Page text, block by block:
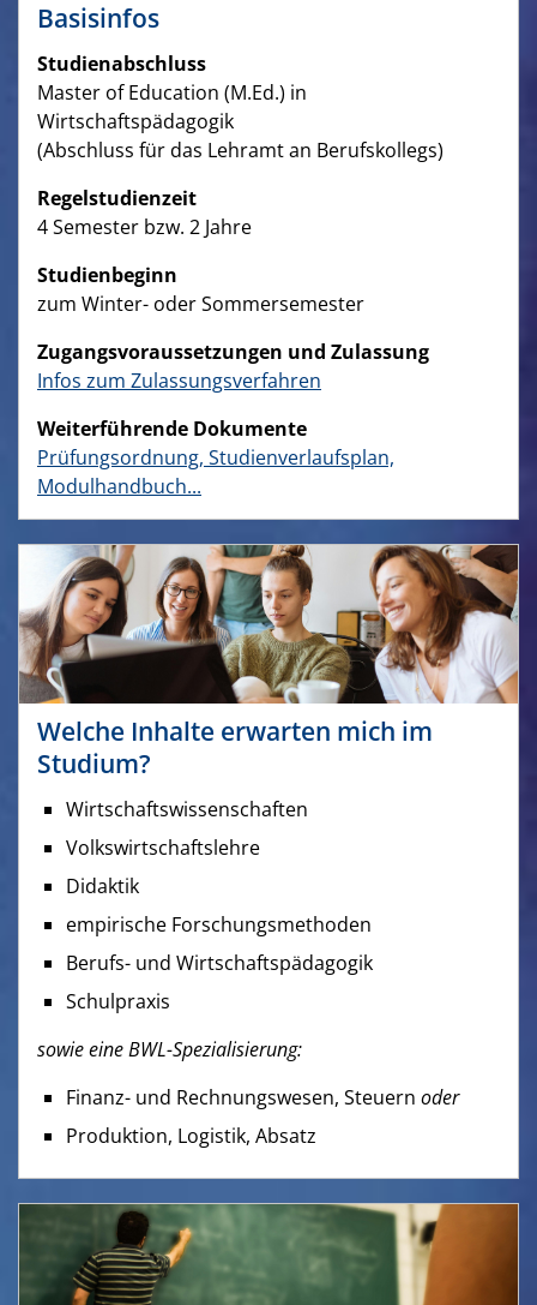
Basisinfos
Studienabschluss
Master of Education (M.Ed.) in
Wirtschaftspädagogik
(Abschluss für das Lehramt an Berufskollegs)
Regelstudienzeit
4 Semester bzw. 2 Jahre
Studienbeginn
zum Winter- oder Sommersemester
Zugangsvoraussetzungen und Zulassung
Infos zum Zulassungsverfahren
Weiterführende Dokumente
Prüfungsordnung, Studienverlaufsplan,
Modulhandbuch...
Welche Inhalte erwarten mich im
Studium?
Wirtschaftswissenschaften
Volkswirtschaftslehre
Didaktik
empirische Forschungsmethoden
Berufs- und Wirtschaftspädagogik
Schulpraxis
sowie eine BWL-Spezialisierung:
Finanz- und Rechnungswesen, Steuern oder
Produktion, Logistik, Absatz